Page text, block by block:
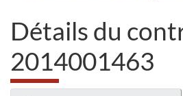
Détails du
2014001463